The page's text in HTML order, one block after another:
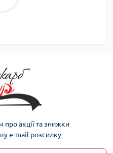
акції та знижки
e-mail розсилку